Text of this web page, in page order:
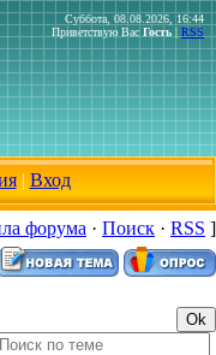
Суббота, 08.08.2026, 16:44
Приветствую Вас Гость | RSS
| Вход
форума · Поиск · RSS ]